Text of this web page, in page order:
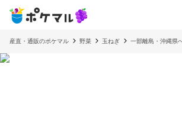
産直・通販のポケマル 野菜 玉ねぎ 一部離島・沖縄県